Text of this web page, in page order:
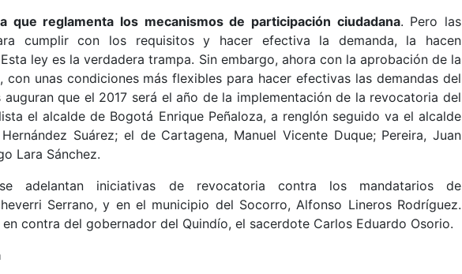
que reglamenta los mecanismos de participación ciudadana. Pero las
cumplir con los requisitos y hacer efectiva la demanda, la hacen
ley es la verdadera trampa. Sin embargo, ahora con la aprobación de la
con unas condiciones más flexibles para hacer efectivas las demandas del
que el 2017 será el año de la implementación de la revocatoria del
el alcalde de Bogotá Enrique Peñaloza, a renglón seguido va el alcalde
Suárez; el de Cartagena, Manuel Vicente Duque; Pereira, Juan
Lara Sánchez.
adelantan iniciativas de revocatoria contra los mandatarios de
Serrano, y en el municipio del Socorro, Alfonso Lineros Rodríguez.
contra del gobernador del Quindío, el sacerdote Carlos Eduardo Osorio.